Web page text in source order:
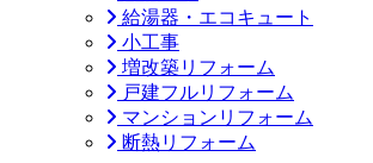
給湯器・エコキュート
小工事
増改築リフォーム
戸建フルリフォーム
マンションリフォーム
断熱リフォーム